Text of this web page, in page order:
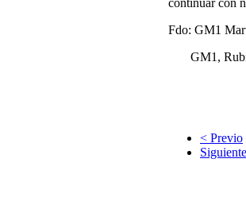
Fdo: GM1
GM1,
< Previo